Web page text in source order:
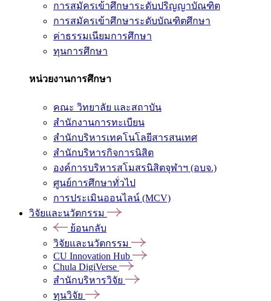
การสมัครเข้าศึกษาระดับปริญญาบัณฑิต
การสมัครเข้าศึกษาระดับบัณฑิตศึกษา
ค่าธรรมเนียมการศึกษา
ทุนการศึกษา
หน่วยงานการศึกษา
คณะ วิทยาลัย และสถาบัน
สำนักงานการทะเบียน
สำนักบริหารเทคโนโลยีสารสนเทศ
สำนักบริหารกิจการนิสิต
องค์การบริหารสโมสรนิสิตจุฬาฯ (อบจ.)
ศูนย์การศึกษาทั่วไป
การประเมินออนไลน์ (MCV)
วิจัยและนวัตกรรม
ย้อนกลับ
วิจัยและนวัตกรรม
CU Innovation Hub
Chula DigiVerse
สำนักบริหารวิจัย
ทุนวิจัย